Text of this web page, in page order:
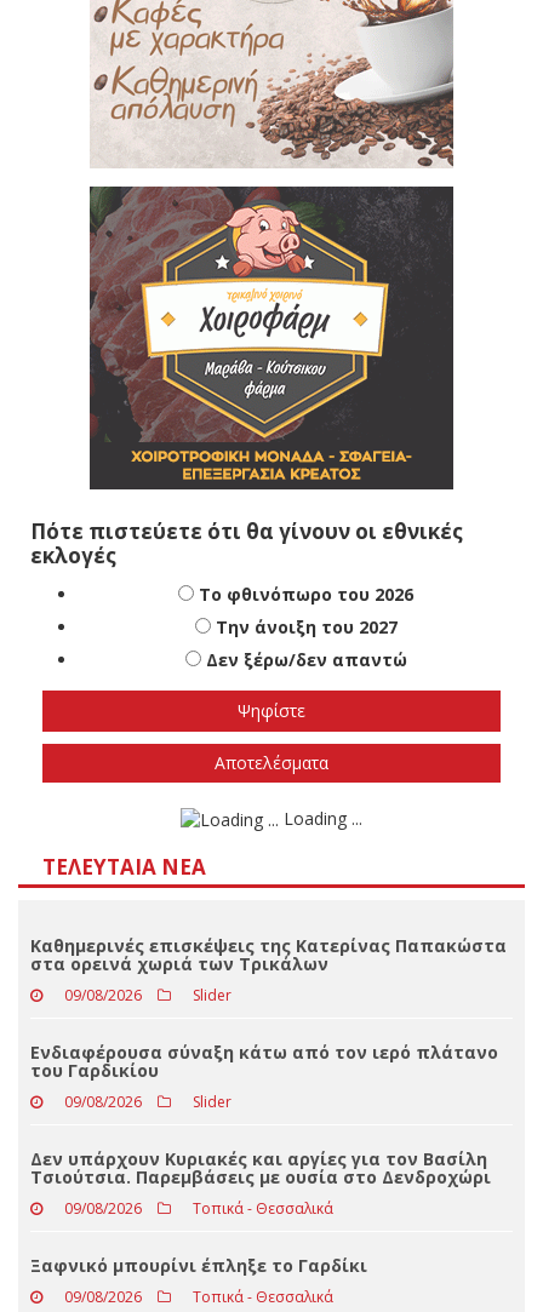
Πότε πιστεύετε ότι θα γίνουν οι εθνικές
εκλογές
Το φθινόπωρο του 2026
Την άνοιξη του 2027
Δεν ξέρω/δεν απαντώ
Αποτελέσματα
Loading ...
Καθημερινές επισκέψεις της Κατερίνας Παπακώστα
στα ορεινά χωριά των Τρικάλων
09/08/2026 Slider
Ενδιαφέρουσα σύναξη κάτω από τον ιερό πλάτανο
του Γαρδικίου
09/08/2026 Slider
Δεν υπάρχουν Κυριακές και αργίες για τον Βασίλη
Τσιούτσια. Παρεμβάσεις με ουσία στο Δενδροχώρι
09/08/2026 Τοπικά - Θεσσαλικά
Ξαφνικό μπουρίνι έπληξε το Γαρδίκι
09/08/2026 Τοπικά - Θεσσαλικά
ενάντια στο πόλεμο στη Παλαιστίνη
09/08/2026 Τοπικά - Θεσσαλικά